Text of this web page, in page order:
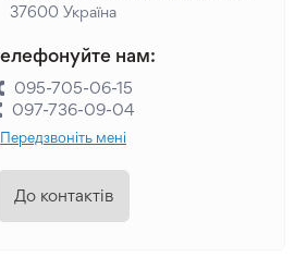
37600 Україна
нам:
095-705-06-15
097-736-09-04
Передзвоніть мені
До контактів